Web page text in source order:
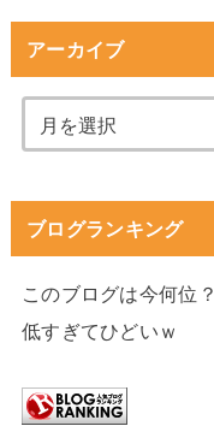
アーカイブ
ブログランキング
このブログは今何位？
低すぎてひどいｗ